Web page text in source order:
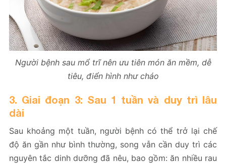
Người bệnh sau mổ trĩ nên ưu tiên món ăn mềm, dễ
tiêu, điển hình như cháo
3. Giai đoạn 3: Sau 1 tuần và duy trì lâu
dài
Sau khoảng một tuần, người bệnh có thể trở lại chế
độ ăn gần như bình thường, song vẫn cần duy trì các
nguyên tắc dinh dưỡng đã nêu, bao gồm: ăn nhiều rau